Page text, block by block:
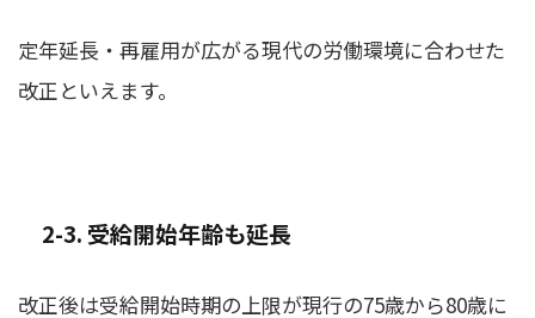
定年延長・再雇用が広がる現代の労働環境に合わせた
改正といえます。
2-3. 受給開始年齢も延長
改正後は受給開始時期の上限が現行の75歳から80歳に